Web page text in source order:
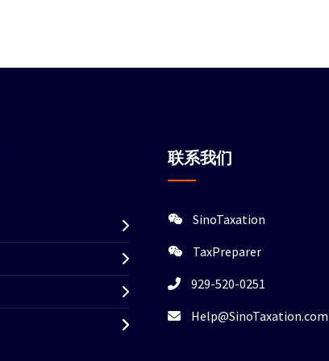
联系我们
SinoTaxation
TaxPreparer
929-520-0251
Help@SinoTaxation.com